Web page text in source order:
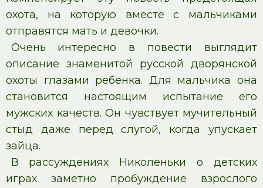
охота, на которую вместе с мальчиками
отправятся мать и девочки.
Очень интересно в повести выглядит
описание знаменитой русской дворянской
охоты глазами ребенка. Для мальчика она
становится настоящим испытание его
мужских качеств. Он чувствует мучительный
стыд даже перед слугой, когда упускает
зайца.
В рассуждениях Николеньки о детских
играх заметно пробуждение взрослого